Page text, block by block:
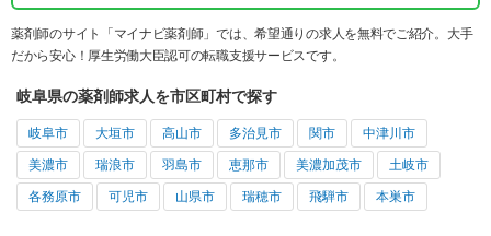
薬剤師のサイト「マイナビ薬剤師」では、希望通りの求人を無料でご紹介。大手
だから安心！厚生労働大臣認可の転職支援サービスです。
岐阜県の薬剤師求人を市区町村で探す
岐阜市 大垣市 高山市 多治見市 関市 中津川市
美濃市 瑞浪市 羽島市 恵那市 美濃加茂市 土岐市
各務原市 可児市 山県市 瑞穂市 飛騨市 本巣市